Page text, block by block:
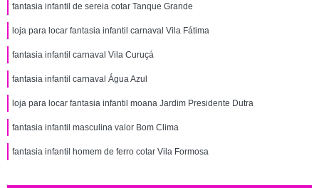
fantasia infantil de sereia cotar Tanque Grande
loja para locar fantasia infantil carnaval Vila Fátima
fantasia infantil carnaval Vila Curuçá
fantasia infantil carnaval Água Azul
loja para locar fantasia infantil moana Jardim Presidente Dutra
fantasia infantil masculina valor Bom Clima
fantasia infantil homem de ferro cotar Vila Formosa